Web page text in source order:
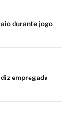
durante jogo
empregada